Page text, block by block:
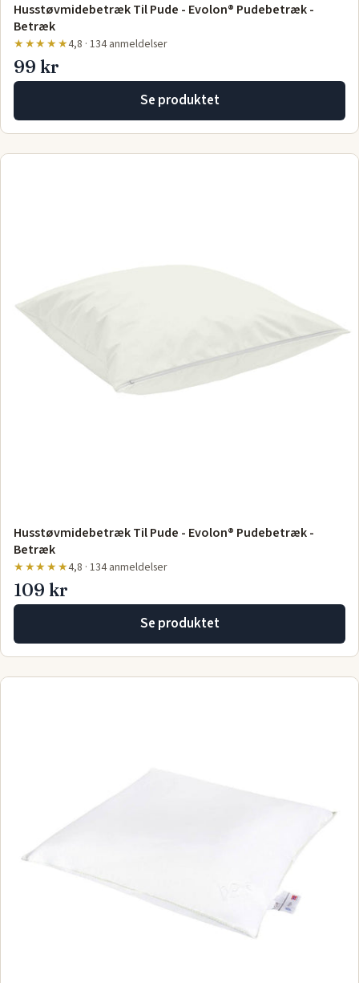
Husstøvmidebetræk Til Pude - Evolon® Pudebetræk -
Betræk
★★★★★4,8 · 134 anmeldelser
99 kr
Se produktet
Husstøvmidebetræk Til Pude - Evolon® Pudebetræk -
Betræk
★★★★★4,8 · 134 anmeldelser
109 kr
Se produktet